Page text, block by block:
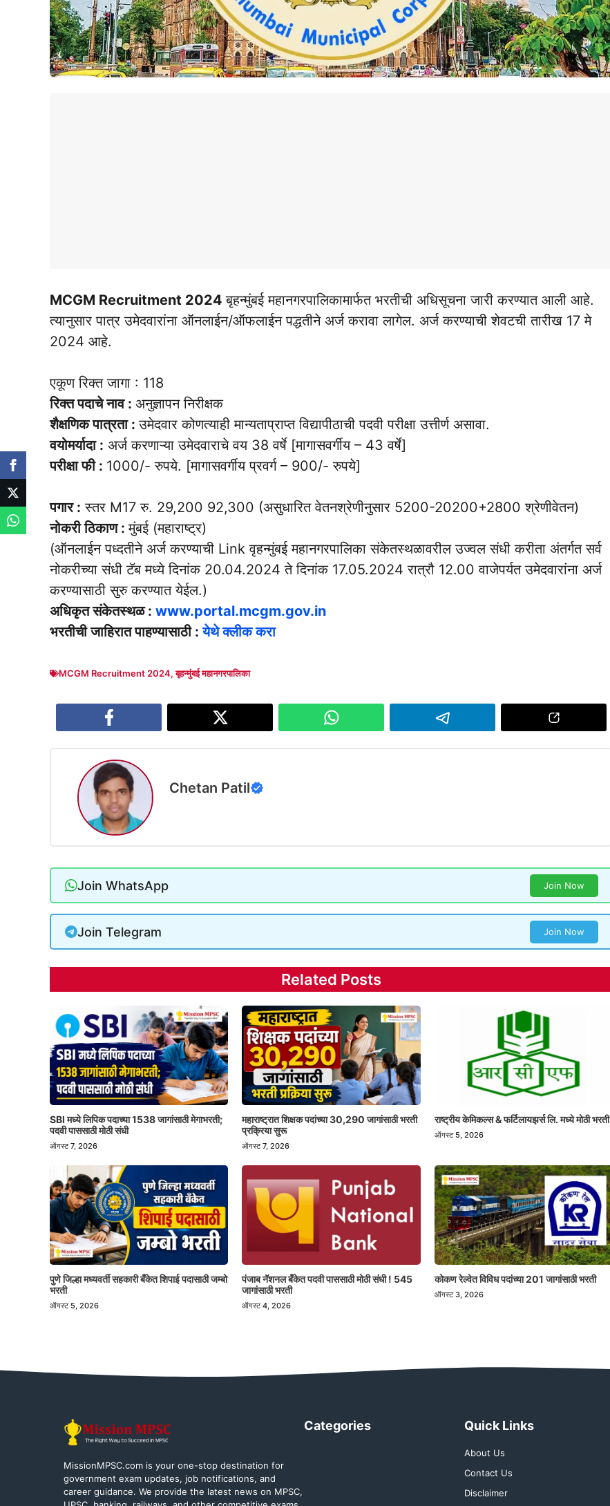
MCGM Recruitment 2024बृहन्मुंबई महानगरपालिकामार्फत भरतीची अधिसूचना जारी करण्यात आली आहे.
त्यानुसार पात्र उमेदवारांना ऑनलाईन/ऑफलाईन पद्धतीने अर्ज करावा लागेल. अर्ज करण्याची शेवटची तारीख 17 मे
2024 आहे.
एकूण रिक्त जागा : 118
रिक्त पदाचे नाव : अनुज्ञापन निरीक्षक
शैक्षणिक पात्रता :उमेदवार कोणत्याही मान्यताप्राप्त विद्यापीठाची पदवी परीक्षा उत्तीर्ण असावा.
वयोमर्यादा : अर्ज करणाऱ्या उमेदवाराचे वय 38 वर्षे [मागासवर्गीय – 43 वर्षे]
परीक्षा फी : 1000/- रुपये. [मागासवर्गीय प्रवर्ग – 900/- रुपये]
पगार : स्तर M17 रु. 29,200 92,300 (असुधारित वेतनश्रेणीनुसार 5200-20200+2800 श्रेणीवेतन)
नोकरी ठिकाण :मुंबई (महाराष्ट्र)
(ऑनलाईन पध्दतीने अर्ज करण्याची Link वृहन्मुंबई महानगरपालिका संकेतस्थळावरील उज्वल संधी करीता अंतर्गत सर्व
नोकरीच्या संधी टॅब मध्ये दिनांक 20.04.2024 ते दिनांक 17.05.2024 रात्रौ 12.00 वाजेपर्यत उमेदवारांना अर्ज
करण्यासाठी सुरु करण्यात येईल.)
अधिकृत संकेतस्थळ : www.portal.mcgm.gov.in
भरतीची जाहिरात पाहण्यासाठी :येथे क्लीक करा
MCGM Recruitment 2024,बृहन्मुंबई महानगरपालिका
Chetan Patil
Join WhatsApp Join Now
Join Telegram Join Now
Related Posts
SBI मध्ये लिपिक पदाच्या 1538 जागांसाठी मेगाभरती;
पदवी पाससाठी मोठी संधी
ऑगस्ट 7, 2026
महाराष्ट्रात शिक्षक पदांच्या 30,290 जागांसाठी भरती
प्रक्रिया सुरू
ऑगस्ट 7, 2026
राष्ट्रीय केमिकल्स & फर्टिलायझर्स लि. मध्ये मोठी भरती
ऑगस्ट 5, 2026
पुणे जिल्हा मध्यवर्ती सहकारी बँकेत शिपाई पदासाठी जम्बो
भरती
ऑगस्ट 5, 2026
पंजाब नॅशनल बँकेत पदवी पाससाठी मोठी संधी ! 545
जागांसाठी भरती
ऑगस्ट 4, 2026
कोकण रेल्वेत विविध पदांच्या 201 जागांसाठी भरती
ऑगस्ट 3, 2026
MissionMPSC.com is your one-stop destination for
government exam updates, job notifications, and
career guidance. We provide the latest news on MPSC,
Categories Quick Links
About Us
Contact Us
Disclaimer